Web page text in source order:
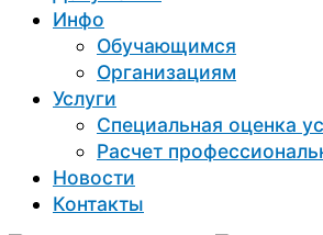
Инфо
Обучающимся
Организациям
Услуги
Специальная оценка
Расчет
Новости
Контакты